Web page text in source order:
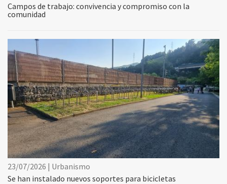
Campos de trabajo: convivencia y compromiso con la
comunidad
23/07/2026 | Urbanismo
Se han instalado nuevos soportes para bicicletas